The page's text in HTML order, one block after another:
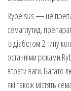
Rybelsus — це
семаглутид,
із діабетом 2 типу
останніми роками
втрати ваги. Багато
які також містять